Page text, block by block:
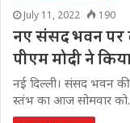
July 11, 2022 190
नए संसद भवन पर
पीएम मोदी ने
नई दिल्ली। संसद भवन
स्तंभ का आज सोमवार